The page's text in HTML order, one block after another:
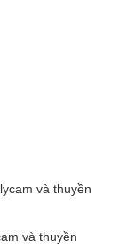
và thuyền